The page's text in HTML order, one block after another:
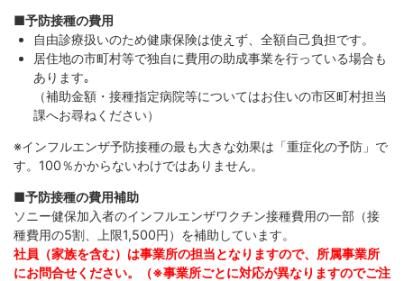
■予防接種の費用
自由診療扱いのため健康保険は使えず、全額自己負担です。
居住地の市町村等で独自に費用の助成事業を行っている場合も
あります｡
（補助金額・接種指定病院等についてはお住いの市区町村担当
課へお尋ねください）
※インフルエンザ予防接種の最も大きな効果は「重症化の予防」で
す。100％かからないわけではありません。
■予防接種の費用補助
ソニー健保加入者のインフルエンザワクチン接種費用の一部（接
種費用の5割、上限1,500円）を補助しています。
社員（家族を含む）は事業所の担当となりますので、所属事業所
にお問合せください。（※事業所ごとに対応が異なりますのでご注